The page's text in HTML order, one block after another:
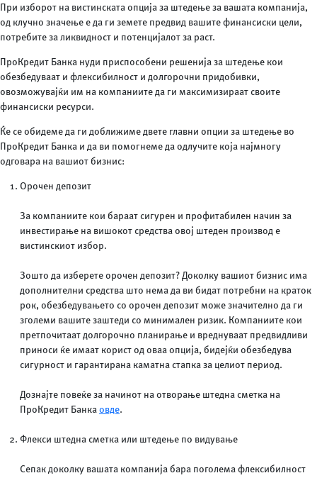
При изборот на вистинската опција за штедење за вашата компанија,
од клучно значење е да ги земете предвид вашите финансиски цели,
потребите за ликвидност и потенцијалот за раст.
ПроКредит Банка нуди приспособени решенија за штедење кои
обезбедуваат и флексибилност и долгорочни придобивки,
овозможувајќи им на компаниите да ги максимизираат своите
финансиски ресурси.
Ќе се обидеме да ги доближиме двете главни опции за штедење во
ПроКредит Банка и да ви помогнеме да одлучите која најмногу
одговара на вашиот бизнис:
Орочен депозит
За компаниите кои бараат сигурен и профитабилен начин за
инвестирање на вишокот средства овој штеден производ е
вистинскиот избор.
Зошто да изберете орочен депозит? Доколку вашиот бизнис има
дополнителни средства што нема да ви бидат потребни на краток
рок, обезбедувањето со орочен депозит може значително да ги
зголеми вашите заштеди со минимален ризик. Компаниите кои
претпочитаат долгорочно планирање и вреднуваат предвидливи
приноси ќе имаат корист од оваа опција, бидејќи обезбедува
сигурност и гарантирана каматна стапка за целиот период.
Дознајте повеќе за начинот на отворање штедна сметка на
ПроКредит Банка овде.
Флекси штедна сметка или штедење по видување
Сепак доколку вашата компанија бара поголема флексибилност